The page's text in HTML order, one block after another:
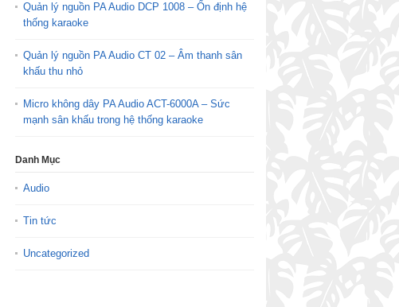
Quản lý nguồn PA Audio DCP 1008 – Ổn định hệ
thống karaoke
Quản lý nguồn PA Audio CT 02 – Âm thanh sân
khấu thu nhỏ
Micro không dây PA Audio ACT-6000A – Sức
mạnh sân khấu trong hệ thống karaoke
Danh Mục
Audio
Tin tức
Uncategorized